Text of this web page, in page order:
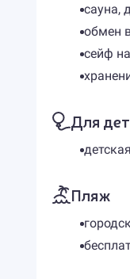
сауна,
обмен
сейф
Для
Пляж